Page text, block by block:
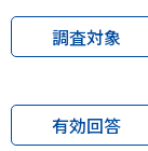
調査対象
有効回答